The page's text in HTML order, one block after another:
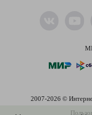
2007-2026 ©